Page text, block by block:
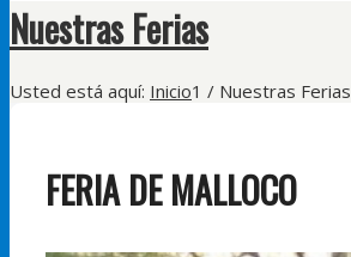
Nuestras Ferias
Usted está aquí: Inicio1 / Nuestras Ferias
FERIA DE MALLOCO